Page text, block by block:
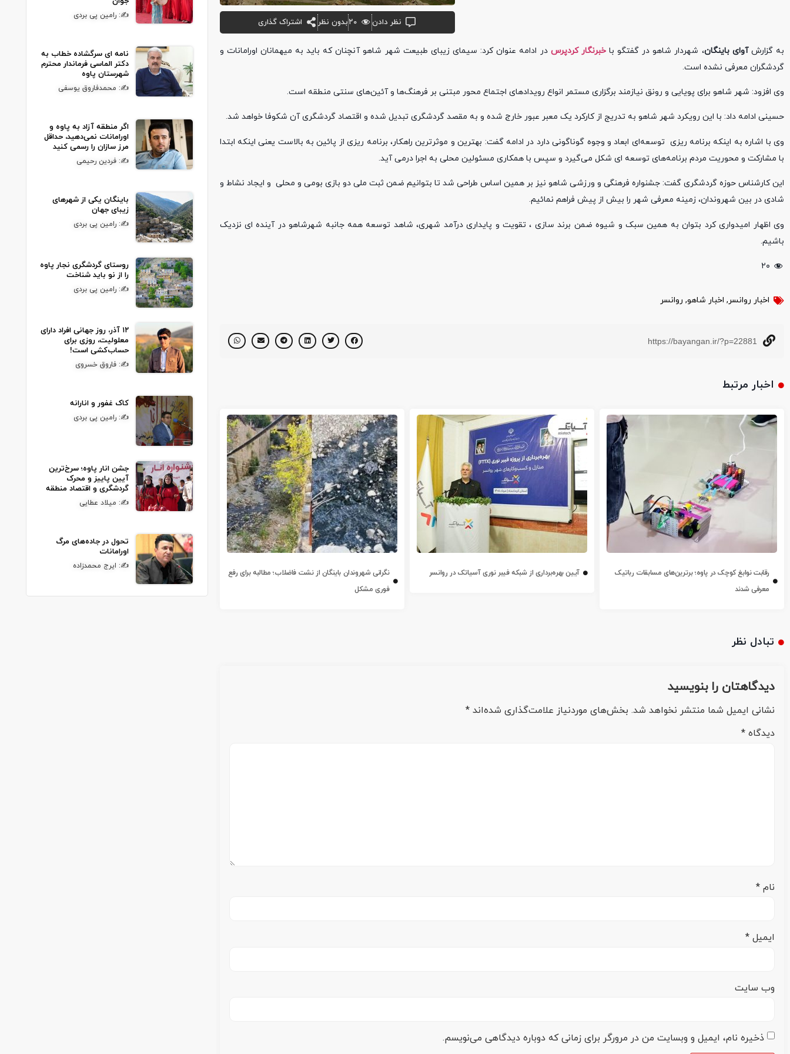
نظر دادن ۲۰بدون نظر اشتراک گذاری
به گزارشآوای باینگان، شهردار شاهو در گفتگو باخبرنگار کردپرس در ادامه عنوان کرد: سیمای زیبای طبیعت شهر شاهو آنچنان که باید به میهمانان اورامانات و
گردشگران معرفی نشده است.
وی افزود: شهر شاهو برای پویایی و رونق نیازمند برگزاری مستمر انواع رویدادهای اجتماع محور مبتنی بر فرهنگ‌ها و آئین‌های سنتی منطقه است.
حسینی ادامه داد: با این رویکرد شهر شاهو به تدریج از کارکرد یک معبر عبور خارج شده و به مقصد گردشگری تبدیل شده و اقتصاد گردشگری آن شکوفا خواهد شد.
وی با اشاره به اینکه برنامه ریزی توسعه‌ای ابعاد و وجوه گوناگونی دارد در ادامه گفت: بهترین و موثرترین راهکار، برنامه ریزی از پائین به بالاست یعنی اینکه ابتدا
با مشارکت و محوریت مردم برنامه‌های توسعه ای شکل می‌گیرد و سپس با همکاری مسئولین محلی به اجرا درمی آید.
این کارشناس حوزه گردشگری گفت: جشنواره فرهنگی و ورزشی شاهو نیز بر همین اساس طراحی شد تا بتوانیم ضمن ثبت ملی دو بازی بومی و محلی و ایجاد نشاط و
شادی در بین شهروندان، زمینه معرفی شهر را بیش از پیش فراهم نمائیم.
وی اظهار امیدواری کرد بتوان به همین سبک و شیوه ضمن برند سازی ، تقویت و پایداری درآمد شهری، شاهد توسعه همه جانبه‌ شهرشاهو در آینده ای نزدیک
باشیم.
۲۰
اخبار روانسر, اخبار شاهو, روانسر
https://bayangan.ir/?p=22881
اخبار مرتبط
رقابت نوابغ کوچک در پاوه؛ برترین‌های مسابقات رباتیک
معرفی شدند
آیین بهره‌برداری از شبکه فیبر نوری آسیاتک در روانسر
نگرانی شهروندان باینگان از نشت فاضلاب؛ مطالبه برای رفع
فوری مشکل
تبادل نظر
دیدگاهتان را بنویسید
نشانی ایمیل شما منتشر نخواهد شد. بخش‌های موردنیاز علامت‌گذاری شده‌اند *
دیدگاه *
نام *
ایمیل *
وب‌ سایت
ذخیره نام، ایمیل و وبسایت من در مرورگر برای زمانی که دوباره دیدگاهی می‌نویسم.
✍: رامین پی بردی
نامه ای سرگشاده خطاب به
دکتر الماسی فرماندار محترم
شهرستان پاوه
✍: محمدفاروق یوسفی
اگر منطقه آزاد به پاوه و
اورامانات نمی‌دهید، حداقل
مرز سازان را رسمی کنید
✍: فردین رحیمی
باینگان یکی از شهرهای
زیبای جهان
✍: رامین پی بردی
روستای گردشگری نجار پاوه
را از نو باید شناخت
✍: رامین پی بردی
۱۲ آذر، روز جهانی افراد دارای
معلولیت، روزی برای
حساب‌کشی است!
✍: فاروق خسروی
کاک غفور و انارانه
✍: رامین پی بردی
جشن انار پاوه؛ سرخ‌ترین
آیین پاییز و محرک
گردشگری و اقتصاد منطقه
✍: میلاد عطایی
تحول در جاده‌های مرگ
اورامانات
✍: ایرج محمدزاده